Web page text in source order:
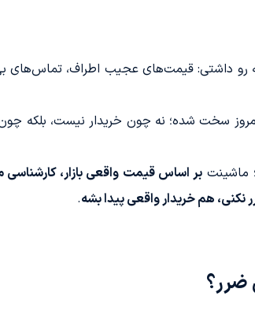
رو داشتی: قیمت‌های عجیب اطراف،
امروز سخت شده؛ نه چون خریدار نیست، بلکه
ماشینتبر اساس قیمت واقعی بازار، کارشناسی
نکنی، هم خریدار واقعی پیدا بشه.
ضرر؟